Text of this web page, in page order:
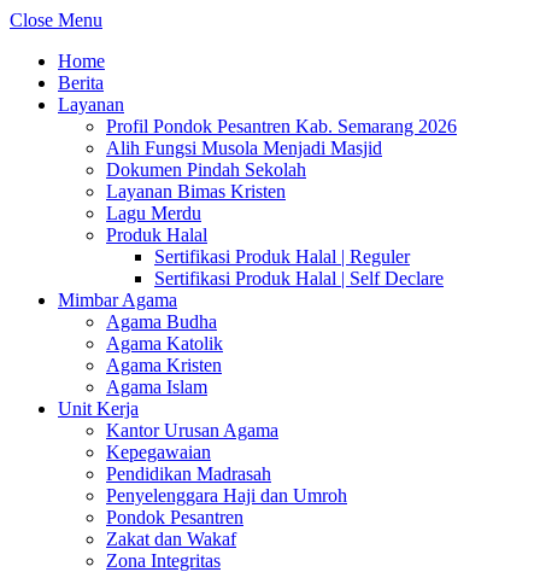
Close Menu
Home
Berita
Layanan
Profil Pondok Pesantren Kab. Semarang 2026
Alih Fungsi Musola Menjadi Masjid
Dokumen Pindah Sekolah
Layanan Bimas Kristen
Lagu Merdu
Produk Halal
Sertifikasi Produk Halal | Reguler
Sertifikasi Produk Halal | Self Declare
Mimbar Agama
Agama Budha
Agama Katolik
Agama Kristen
Agama Islam
Unit Kerja
Kantor Urusan Agama
Kepegawaian
Pendidikan Madrasah
Penyelenggara Haji dan Umroh
Pondok Pesantren
Zakat dan Wakaf
Zona Integritas